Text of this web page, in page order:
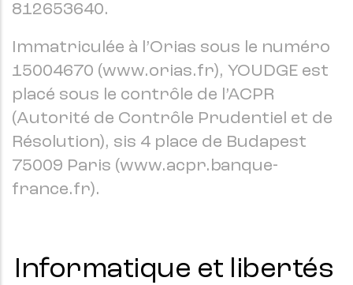
812653640.
Immatriculée à l’Orias sous le numéro
15004670 (www.orias.fr), YOUDGE est
placé sous le contrôle de l’ACPR
(Autorité de Contrôle Prudentiel et de
Résolution), sis 4 place de Budapest
75009 Paris (www.acpr.banque-
france.fr).
Informatique et libertés